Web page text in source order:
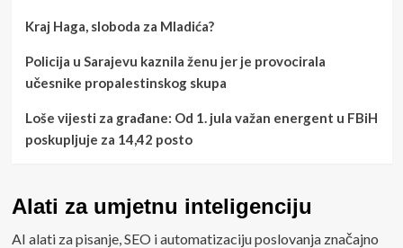
Kraj Haga, sloboda za Mladića?
Policija u Sarajevu kaznila ženu jer je provocirala
učesnike propalestinskog skupa
Loše vijesti za građane: Od 1. jula važan energent u FBiH
poskupljuje za 14,42 posto
Alati za umjetnu inteligenciju
AI alati za pisanje, SEO i automatizaciju poslovanja značajno